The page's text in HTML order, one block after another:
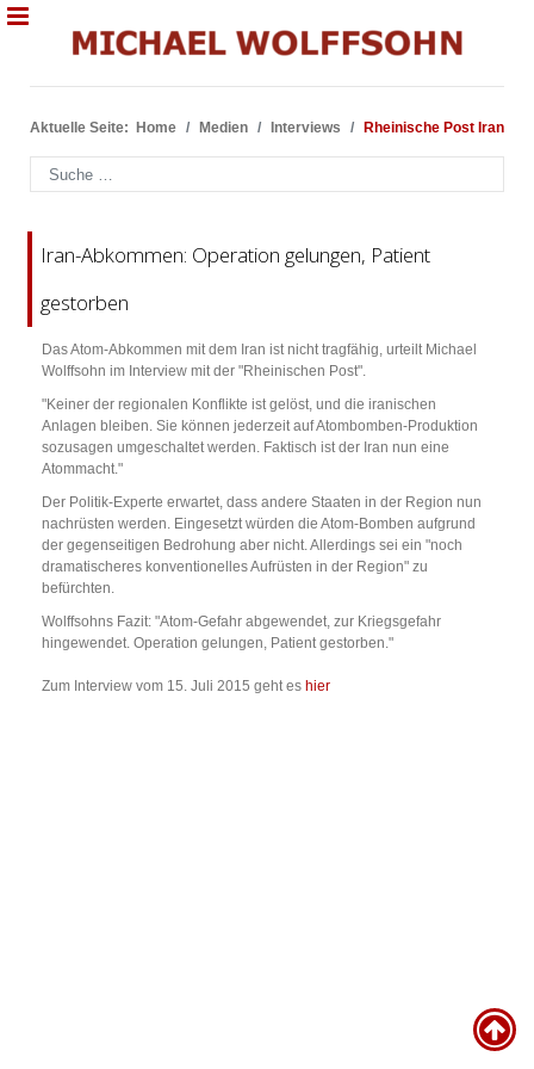
Aktuelle Seite: Home Medien Interviews Rheinische Post Iran
Suchen
Iran-Abkommen: Operation gelungen, Patient
gestorben
Das Atom-Abkommen mit dem Iran ist nicht tragfähig, urteilt Michael
Wolffsohn im Interview mit der "Rheinischen Post".
"Keiner der regionalen Konflikte ist gelöst, und die iranischen
Anlagen bleiben. Sie können jederzeit auf Atombomben-Produktion
sozusagen umgeschaltet werden. Faktisch ist der Iran nun eine
Atommacht."
Der Politik-Experte erwartet, dass andere Staaten in der Region nun
nachrüsten werden. Eingesetzt würden die Atom-Bomben aufgrund
der gegenseitigen Bedrohung aber nicht. Allerdings sei ein "noch
dramatischeres konventionelles Aufrüsten in der Region" zu
befürchten.
Wolffsohns Fazit: "Atom-Gefahr abgewendet, zur Kriegsgefahr
hingewendet. Operation gelungen, Patient gestorben."
Zum Interview vom 15. Juli 2015 geht es hier